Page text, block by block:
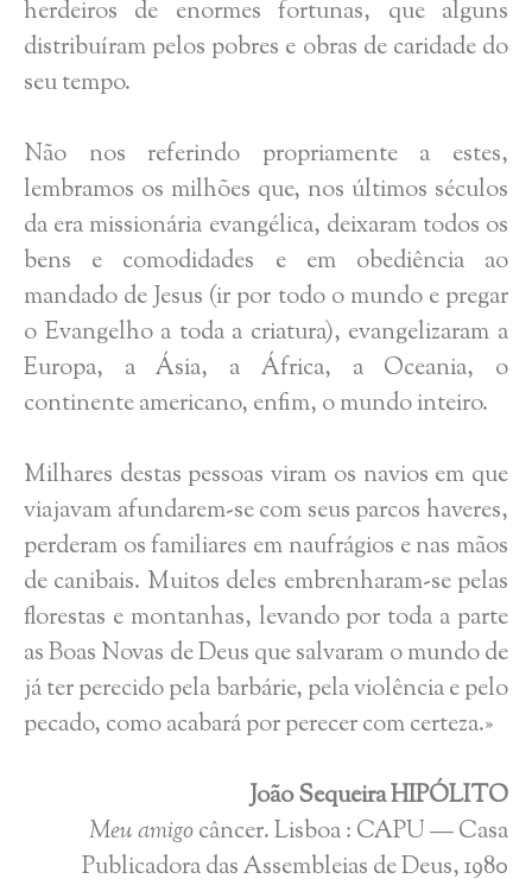
herdeiros de enormes fortunas, que alguns
distribuíram pelos pobres e obras de caridade do
seu tempo.
Não nos referindo propriamente a estes,
lembramos os milhões que, nos últimos séculos
da era missionária evangélica, deixaram todos os
bens e comodidades e em obediência ao
mandado de Jesus (ir por todo o mundo e pregar
o Evangelho a toda a criatura), evangelizaram a
Europa, a Ásia, a África, a Oceania, o
continente americano, enfim, o mundo inteiro.
Milhares destas pessoas viram os navios em que
viajavam afundarem-se com seus parcos haveres,
perderam os familiares em naufrágios e nas mãos
de canibais. Muitos deles embrenharam-se pelas
florestas e montanhas, levando por toda a parte
as Boas Novas de Deus que salvaram o mundo de
já ter perecido pela barbárie, pela violência e pelo
pecado, como acabará por perecer com certeza.»
João Sequeira HIPÓLITO
Meu amigocâncer. Lisboa : CAPU — Casa
Publicadora das Assembleias de Deus, 1980